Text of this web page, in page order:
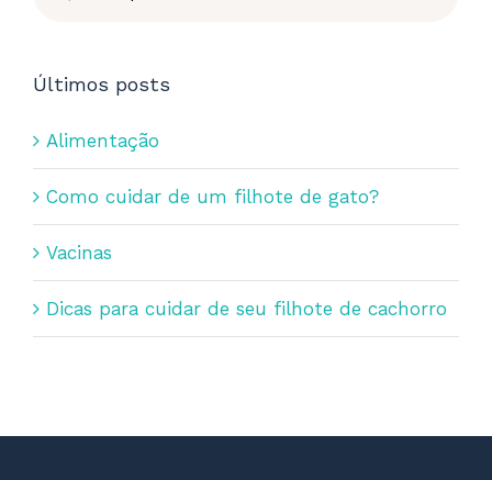
Últimos posts
Alimentação
Como cuidar de um filhote de gato?
Vacinas
Dicas para cuidar de seu filhote de cachorro